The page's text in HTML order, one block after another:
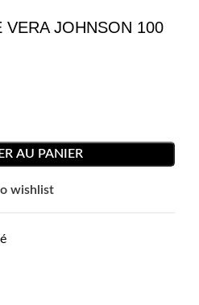
VERA JOHNSON 100
AU PANIER
wishlist